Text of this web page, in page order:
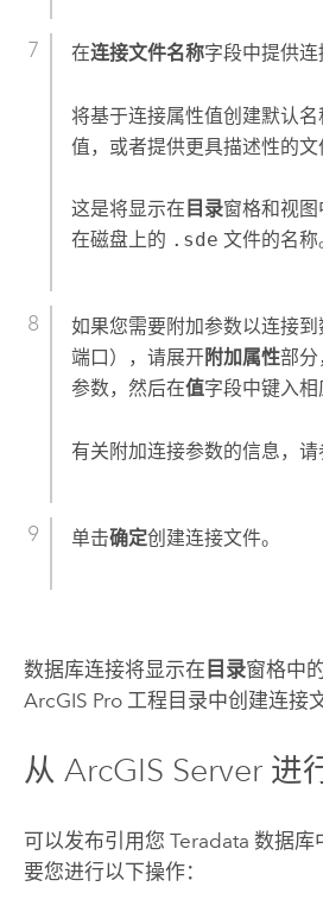
在连接文件名称字段中提供连
将基于连接属性值创建默认
值，或者提供更具描述性的文
这是将显示在 目录窗格和视
在磁盘上的 .sde 文件的名称
如果您需要附加参数以连接
端口），请展开 附加属性部分
参数，然后在值字段中键入相
有关附加连接参数的信息，请
单击确定创建连接文件。
数据库连接将显示在 目录窗格中
ArcGIS Pro工程目录中创建连接
从 ArcGIS Server进
可以发布引用您 Teradata 数据库
要您进行以下操作：